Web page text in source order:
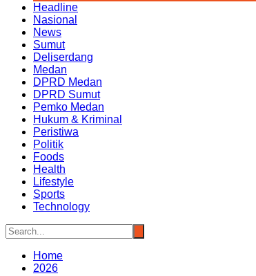
Headline
Nasional
News
Sumut
Deliserdang
Medan
DPRD Medan
DPRD Sumut
Pemko Medan
Hukum & Kriminal
Peristiwa
Politik
Foods
Health
Lifestyle
Sports
Technology
Home
2026